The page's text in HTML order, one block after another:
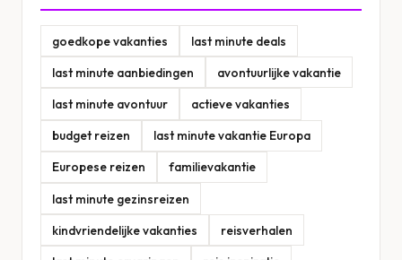
goedkope vakanties
last minute deals
last minute aanbiedingen
avontuurlijke vakantie
last minute avontuur
actieve vakanties
budget reizen
last minute vakantie Europa
Europese reizen
familievakantie
last minute gezinsreizen
kindvriendelijke vakanties
reisverhalen